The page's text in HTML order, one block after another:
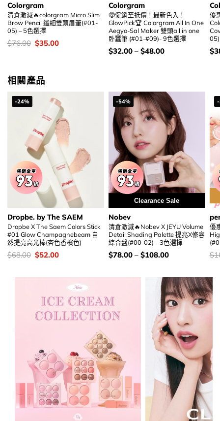
Colorgram
清倉激減🔥colorgram Micro Slim
Brow Pencil 纖細雙頭眉筆(#01-
05) – 5色選擇
價
錢：
$76.00 Original
price
$35.00Current
Colorgram
🤑促銷至抵價！最新色入！
GlowPick🏆 Colorgram All In One
Aegyo-Sal Maker 雙頭all in one
卧蠶筆 (#01-#09)- 9色選擇
價
錢：
$32.00– $48.00
優
價
錢
$
相關產品
-24%
Dropbe. by The SAEM
Dropbe X The Saem Colors Stick
#01 Glow Champagnebeam 自
然提亮高光棒(杏色香檳色)
價
$68.00 Original
$68.00.
$52.00Current
$52.00.
-54%
Clearance Sale
Nobev
清倉激減🔥Nobev X JEYU Volume
Detail Shading Palette 提亮X修容
綜合盤(#00-02) – 3色選擇
價
$78.00– $108.00
優
價
$